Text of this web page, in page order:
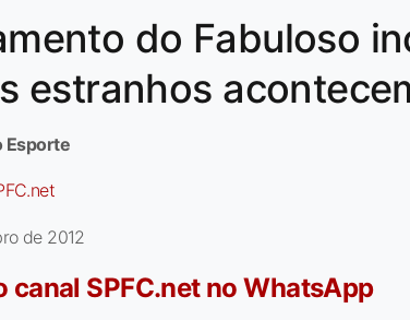
do Fabuloso
estranhos
Esporte
de 2012
canal SPFC.net no WhatsApp